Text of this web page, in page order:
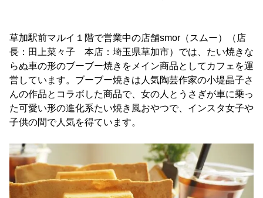
草加駅前マルイ１階で営業中の店舗smor（スムー）（店
長：田上菜々子 本店：埼玉県草加市）では、たい焼きな
らぬ車の形のブーブー焼きをメイン商品としてカフェを運
営しています。ブーブー焼きは人気陶芸作家の小堤晶子さ
んの作品とコラボした商品で、女の人とうさぎが車に乗っ
た可愛い形の進化系たい焼き風おやつで、インスタ女子や
子供の間で人気を得ています。